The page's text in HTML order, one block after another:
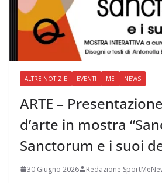
ALTRE NOTIZIE EVENTI ME NEWS
ARTE –
d’arte in mostra
Sanctorum e i suoi
30 Giugno 2026 Redazione